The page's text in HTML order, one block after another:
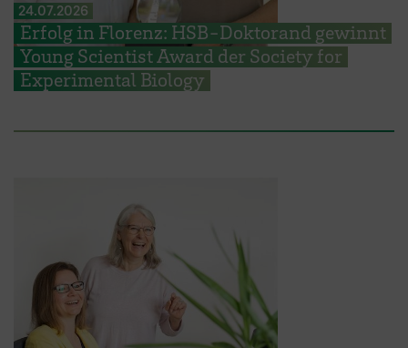
24.07.2026
Erfolg in Florenz: HSB-Doktorand gewinnt
Young Scientist Award der Society for
Experimental Biology